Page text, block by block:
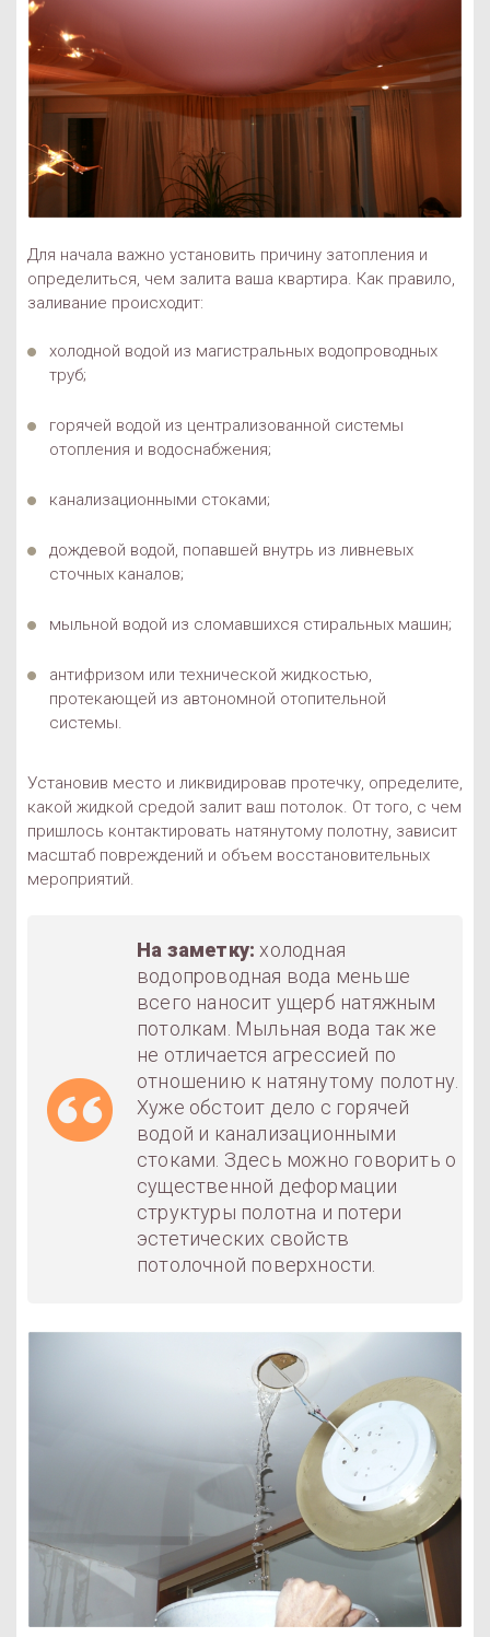
Для начала важно установить причину затопления и
определиться, чем залита ваша квартира. Как правило,
заливание происходит:
холодной водой из магистральных водопроводных
труб;
горячей водой из централизованной системы
отопления и водоснабжения;
канализационными стоками;
дождевой водой, попавшей внутрь из ливневых
сточных каналов;
мыльной водой из сломавшихся стиральных машин;
антифризом или технической жидкостью,
протекающей из автономной отопительной
системы.
Установив место и ликвидировав протечку, определите,
какой жидкой средой залит ваш потолок. От того, с чем
пришлось контактировать натянутому полотну, зависит
масштаб повреждений и объем восстановительных
мероприятий.
На заметку: холодная
водопроводная вода меньше
всего наносит ущерб натяжным
потолкам. Мыльная вода так же
не отличается агрессией по
отношению к натянутому полотну.
Хуже обстоит дело с горячей
водой и канализационными
стоками. Здесь можно говорить о
существенной деформации
структуры полотна и потери
эстетических свойств
потолочной поверхности.